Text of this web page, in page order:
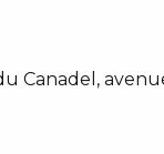
Canadel,